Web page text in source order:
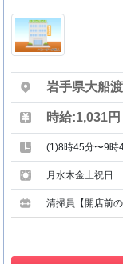
岩手県大船
時給:1,031円
(1)8時45分〜9時
月水木金土祝日
清掃員【開店前